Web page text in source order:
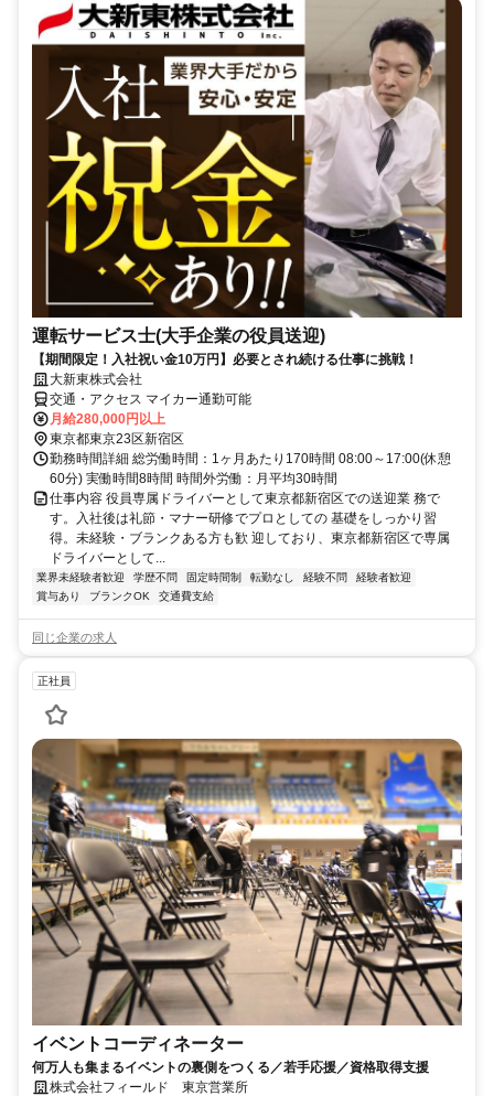
運転サービス士(大手企業の役員送迎)
【期間限定！入社祝い金10万円】必要とされ続ける仕事に挑戦！
大新東株式会社
交通・アクセス マイカー通勤可能
月給280,000円以上
東京都東京23区新宿区
勤務時間詳細 総労働時間：1ヶ月あたり170時間 08:00～17:00(休憩
60分) 実働時間8時間 時間外労働：月平均30時間
仕事内容 役員専属ドライバーとして東京都新宿区での送迎業 務で
す。入社後は礼節・マナー研修でプロとしての 基礎をしっかり習
得。未経験・ブランクある方も歓 迎しており、東京都新宿区で専属
ドライバーとして...
業界未経験者歓迎 学歴不問 固定時間制 転勤なし 経験不問
経験者歓迎
賞与あり
ブランクOK 交通費支給
同じ企業の求人
正社員
イベントコーディネーター
何万人も集まるイベントの裏側をつくる／若手応援／資格取得支援
株式会社フィールド 東京営業所